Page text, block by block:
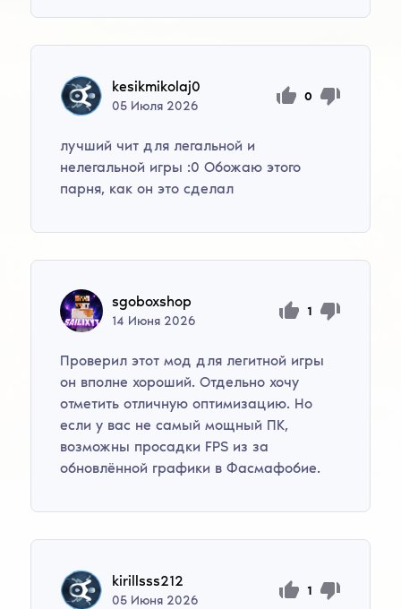
kesikmikolaj0
05 Июля 2026
0
лучший чит для легальной и
нелегальной игры :0 Обожаю этого
парня, как он это сделал
sgoboxshop
14 Июня 2026
1
Проверил этот мод для легитной игры
он вполне хороший. Отдельно хочу
отметить отличную оптимизацию. Но
если у вас не самый мощный ПК,
возможны просадки FPS из за
обновлённой графики в Фасмафобие.
kirillsss212
05 Июня 2026
1